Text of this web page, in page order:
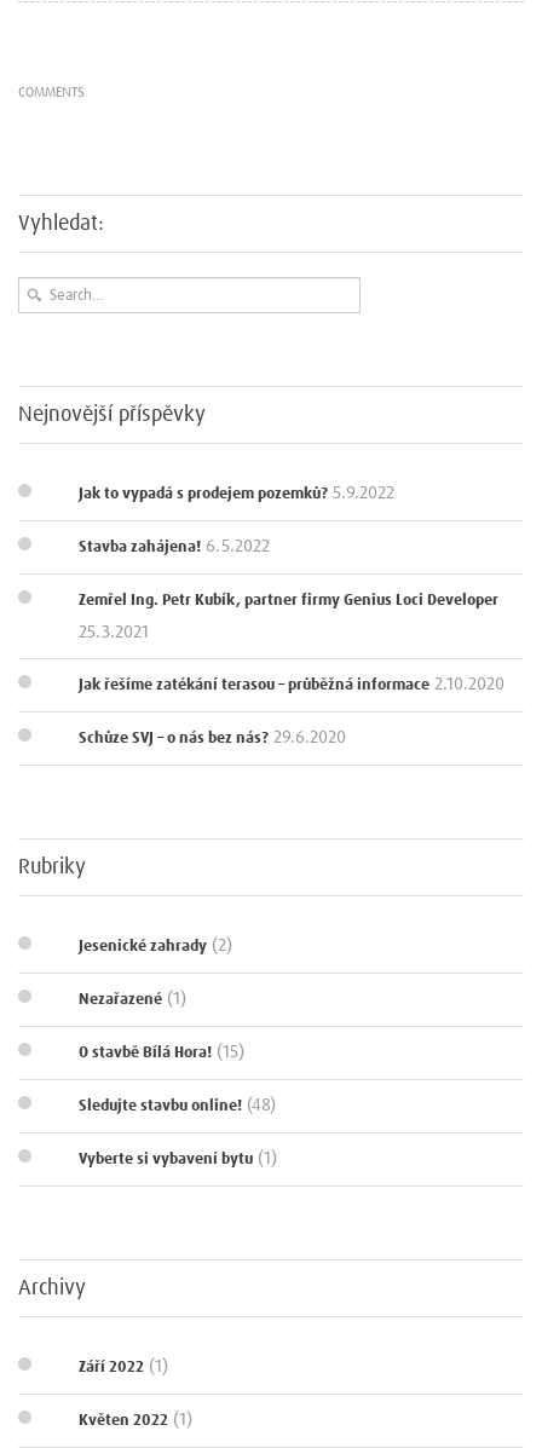
COMMENTS
Vyhledat:
Nejnovější příspěvky
Jak to vypadá s prodejem pozemků? 5.9.2022
Stavba zahájena! 6.5.2022
Zemřel Ing. Petr Kubík, partner firmy Genius Loci Developer
25.3.2021
Jak řešíme zatékání terasou – průběžná informace 2.10.2020
Schůze SVJ – o nás bez nás? 29.6.2020
Rubriky
Jesenické zahrady (2)
Nezařazené (1)
O stavbě Bílá Hora! (15)
Sledujte stavbu online! (48)
Vyberte si vybavení bytu (1)
Archivy
Září 2022 (1)
Květen 2022 (1)